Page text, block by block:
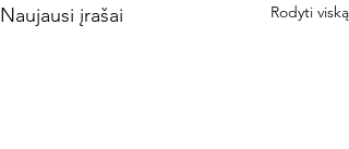
Naujausi įrašai Rodyti viską